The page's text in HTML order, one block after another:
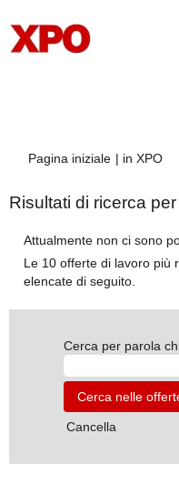
Pagina iniziale | in XPO
Risultati di ricerca per
Attualmente non ci sono
Le 10 offerte di lavoro più
elencate di seguito.
Cerca per parola
Cancella